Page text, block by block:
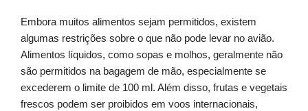
Embora muitos alimentos sejam permitidos, existem
algumas restrições sobre o que não pode levar no avião.
Alimentos líquidos, como sopas e molhos, geralmente não
são permitidos na bagagem de mão, especialmente se
excederem o limite de 100 ml. Além disso, frutas e vegetais
frescos podem ser proibidos em voos internacionais,